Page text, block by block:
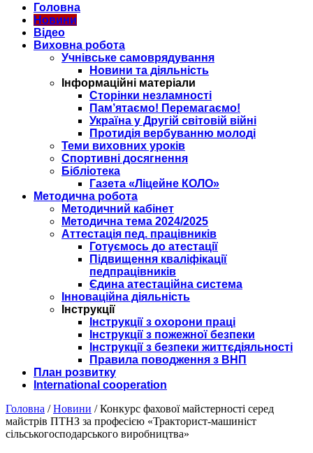
Головна
Новини
Відео
Виховна робота
Учнівське самоврядування
Новини та діяльність
Інформаційні матеріали
Сторінки незламності
Пам’ятаємо! Перемагаємо!
Україна у Другій світовій війні
Протидія вербуванню молоді
Теми виховних уроків
Спортивні досягнення
Бібліотека
Газета «Ліцейне КОЛО»
Методична робота
Методичний кабінет
Методична тема 2024/2025
Аттестація пед. працівників
Готуємось до атестації
Підвищення кваліфікації
педпрацівників
Єдина атестаційна система
Інноваційна діяльність
Інструкції
Інструкції з охорони праці
Інструкції з пожежної безпеки
Інструкції з безпеки життєдіяльності
Правила поводження з ВНП
План розвитку
International cooperation
Головна /Новини /Конкурс фахової майстерності серед
майстрів ПТНЗ за професією «Тракторист-машиніст
сільськогосподарського виробництва»